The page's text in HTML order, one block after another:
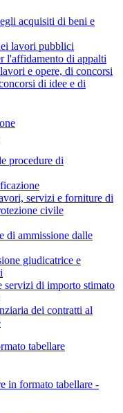
acquisiti di beni e
lavori pubblici
l'affidamento di appalti
e opere, di concorsi
di idee e di
procedure di
servizi e forniture di
civile
di ammissione dalle
giudicatrice e
servizi di importo stimato
dei contratti al
tabellare
in formato tabellare -